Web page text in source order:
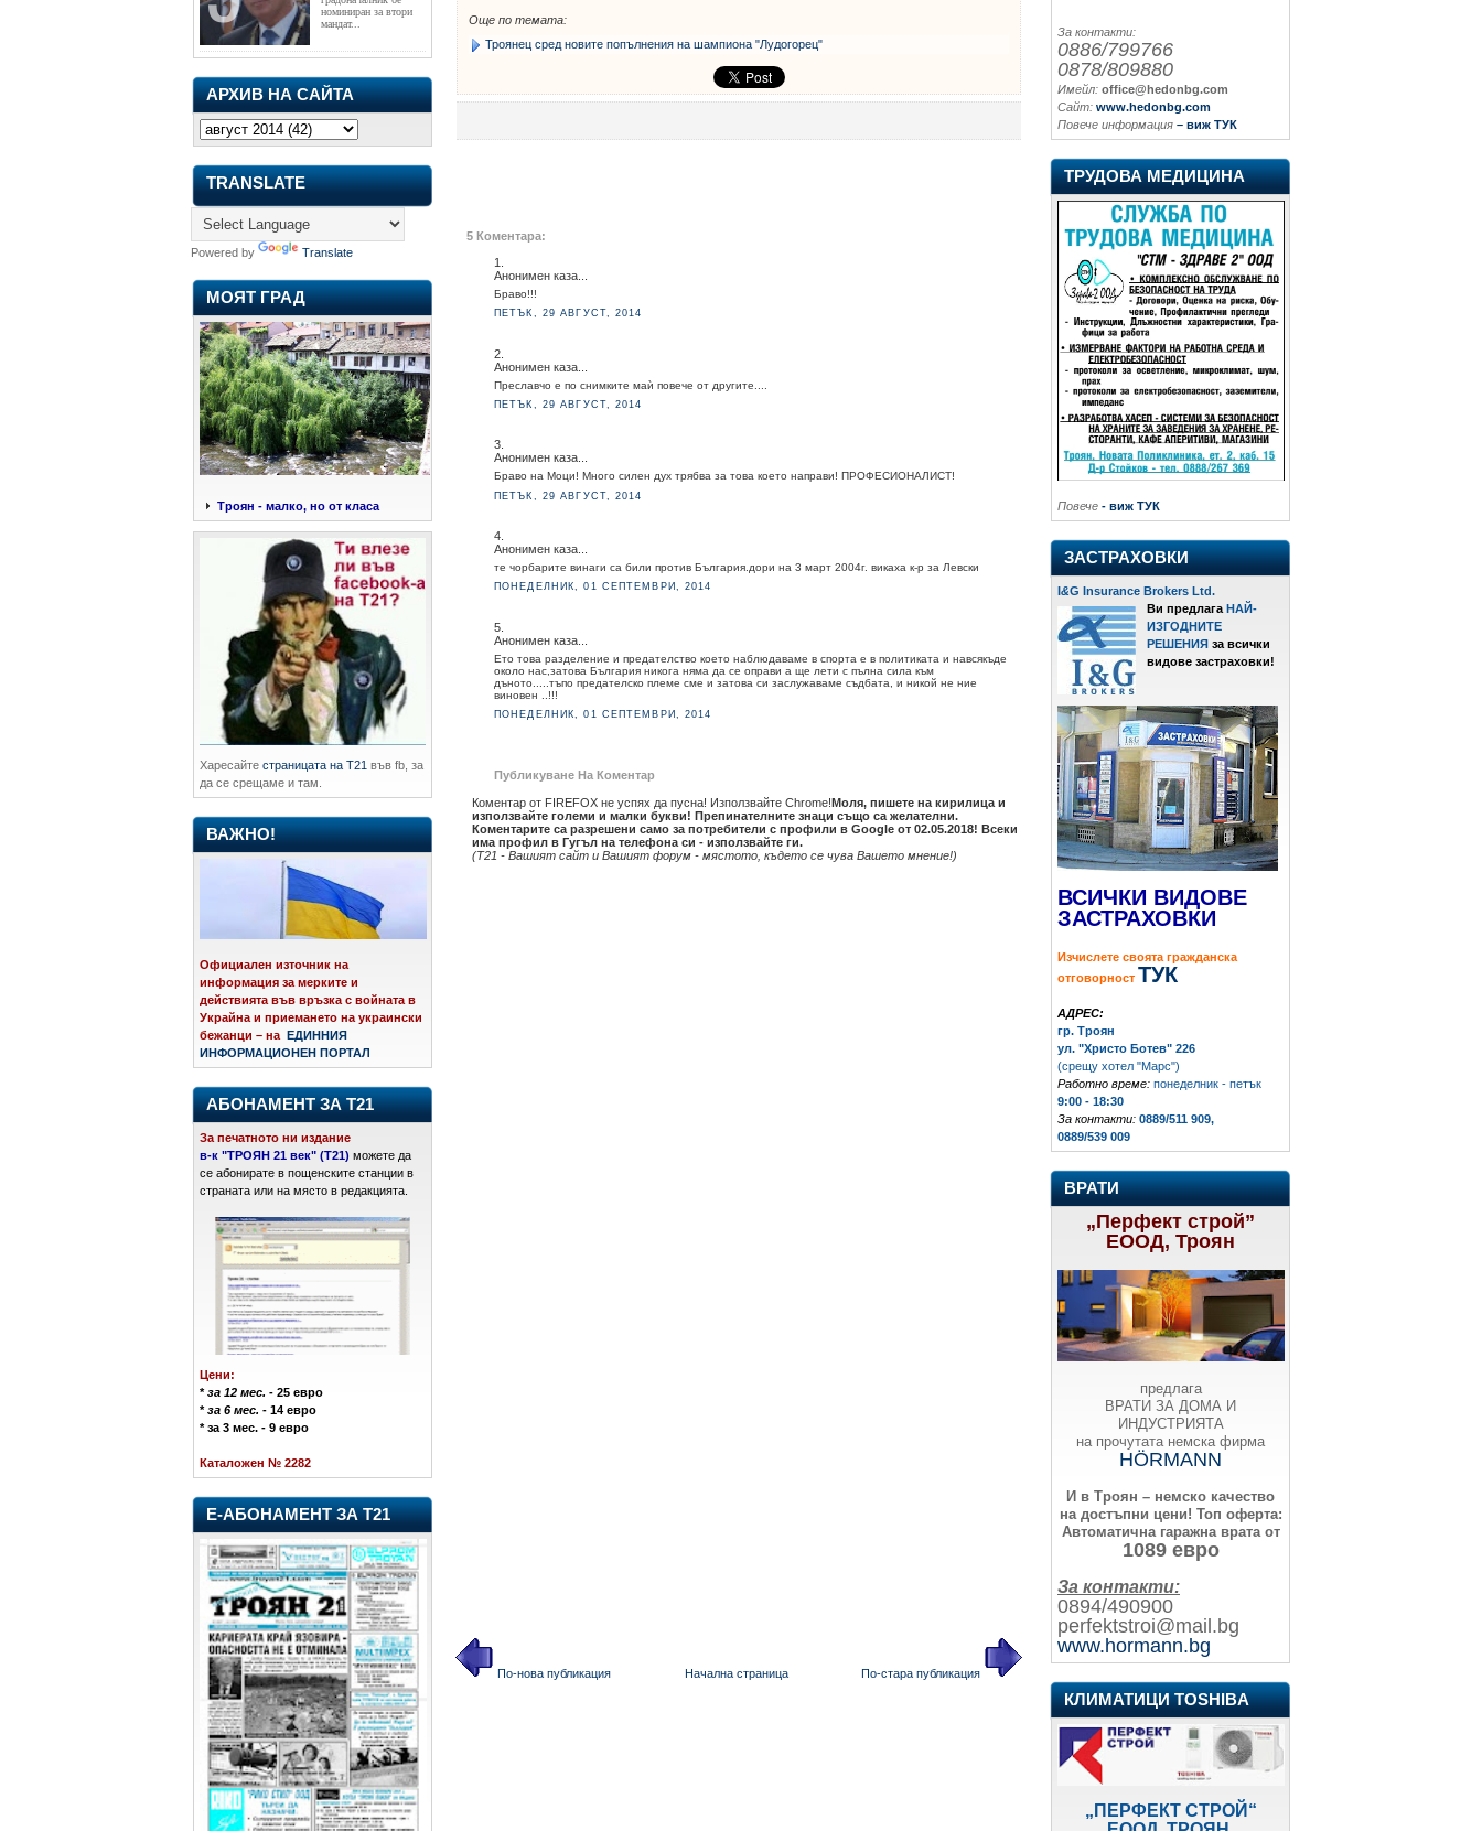
номиниран за втори
мандат...
АРХИВ НА САЙТА
TRANSLATE
Powered by Translate
МОЯТ ГРАД
Троян - малко, но от класа
Харесайте страницата на Т21 във fb, за
да се срещаме и там.
ВАЖНО!
Официален източник на
информация за мерките и
действията във връзка с войната в
Украйна и приемането на украински
бежанци – на ЕДИННИЯ
ИНФОРМАЦИОНЕН ПОРТАЛ
АБОНАМЕНТ ЗА Т21
За печатното ни издание
в-к "ТРОЯН 21 век" (Т21) можете да
се абонирате в пощенските станции в
страната или на място в редакцията.
Цени:
*за 12 мес. - 25 евро
*за 6 мес. - 14 евро
* за 3 мес. - 9 евро
Каталожен № 2282
Е-АБОНАМЕНТ ЗА Т21
Още по темата:
Троянец сред новите попълнения на шампиона "Лудогорец"
5 Коментара:
1.
Анонимен каза...
Браво!!!
ПЕТЪК, 29 АВГУСТ, 2014
2.
Анонимен каза...
Преславчо е по снимките маѝ повече от другите....
ПЕТЪК, 29 АВГУСТ, 2014
3.
Анонимен каза...
Браво на Моци! Много силен дух трябва за това което направи! ПРОФЕСИОНАЛИСТ!
ПЕТЪК, 29 АВГУСТ, 2014
4.
Анонимен каза...
те чорбарите винаги са били против България.дори на 3 март 2004г. викаха к-р за Левски
ПОНЕДЕЛНИК, 01 СЕПТЕМВРИ, 2014
5.
Анонимен каза...
Ето това разделение и предателство което наблюдаваме в спорта е в политиката и навсякъде
около нас,затова България никога няма да се оправи а ще лети с пълна сила към
дъното.....тъпо предателско племе сме и затова си заслужаваме съдбата, и никой не ние
виновен ..!!!
ПОНЕДЕЛНИК, 01 СЕПТЕМВРИ, 2014
Публикуване На Коментар
Коментар от FIREFOX не успях да пусна! Използвайте Chrome! Моля, пишете на кирилица и
използвайте големи и малки букви! Препинателните знаци също са желателни.
Коментарите са разрешени само за потребители с профили в Google от 02.05.2018! Всеки
има профил в Гугъл на телефона си - използвайте ги.
(Т21 - Вашият сайт и Вашият форум - мястото, където се чува Вашето мнение!)
По-нова публикация По-стара публикация
Начална страница
За контакти:
0886/799766
0878/809880
Имейл: office@hedonbg.com
Сайт: www.hedonbg.com
Повече информация – виж ТУК
ТРУДОВА МЕДИЦИНА
Повече - виж ТУК
ЗАСТРАХОВКИ
I&G Insurance Brokers Ltd.
Ви предлага НАЙ-
ИЗГОДНИТЕ
РЕШЕНИЯ за всички
видове застраховки!
ВСИЧКИ ВИДОВЕ
ЗАСТРАХОВКИ
Изчислете своята гражданска
отговорност ТУК
АДРЕС:
гр. Троян
ул. "Христо Ботев" 226
(срещу хотел "Марс")
Работно време: понеделник - петък
9:00 - 18:30
За контакти: 0889/511 909,
0889/539 009
ВРАТИ
„Перфект строй”
ЕООД, Троян
предлага
ВРАТИ ЗА ДОМА И
ИНДУСТРИЯТА
на прочутата немска фирма
HÖRMANN
И в Троян – немско качество
на достъпни цени! Топ оферта:
Автоматична гаражна врата от
1089 евро
За контакти:
0894/490900
perfektstroi@mail.bg
www.hormann.bg
КЛИМАТИЦИ TOSHIBA
„ПЕРФЕКТ СТРОЙ“